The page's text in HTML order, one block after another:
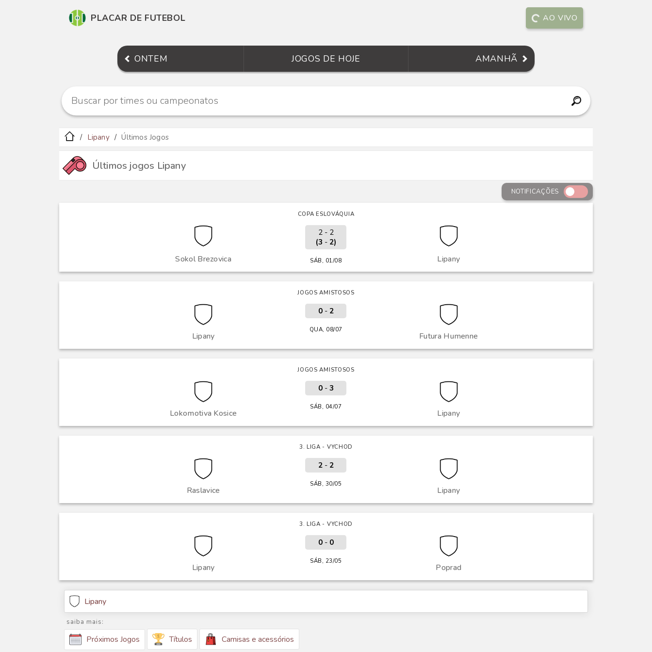
PLACAR DE FUTEBOL AO VIVO
ONTEM JOGOS DE HOJE AMANHÃ
Lipany Últimos Jogos
Últimos jogos Lipany
NOTIFICAÇÕES
COPA ESLOVÁQUIA
Sokol Brezovica Lipany
2 - 2
(3 - 2)
SÁB, 01/08
JOGOS AMISTOSOS
Lipany Futura Humenne
0- 2
QUA, 08/07
JOGOS AMISTOSOS
Lokomotiva Kosice Lipany
0- 3
SÁB, 04/07
3. LIGA - VYCHOD
Raslavice Lipany
2- 2
SÁB, 30/05
3. LIGA - VYCHOD
Lipany Poprad
0- 0
SÁB, 23/05
Lipany
saiba mais:
Próximos Jogos Títulos Camisas e acessórios